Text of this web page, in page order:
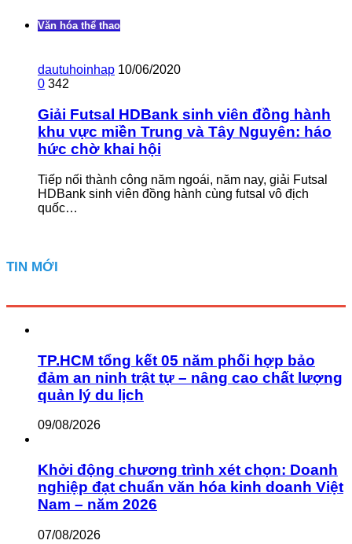
Văn hóa thể thao
dautuhoinhap 10/06/2020
0 342
Giải Futsal HDBank sinh viên đồng hành
khu vực miền Trung và Tây Nguyên: háo
hức chờ khai hội
Tiếp nối thành công năm ngoái, năm nay, giải Futsal
HDBank sinh viên đồng hành cùng futsal vô địch
quốc…
TIN MỚI
TP.HCM tổng kết 05 năm phối hợp bảo
đảm an ninh trật tự – nâng cao chất lượng
quản lý du lịch
09/08/2026
Khởi động chương trình xét chọn: Doanh
nghiệp đạt chuẩn văn hóa kinh doanh Việt
Nam – năm 2026
07/08/2026